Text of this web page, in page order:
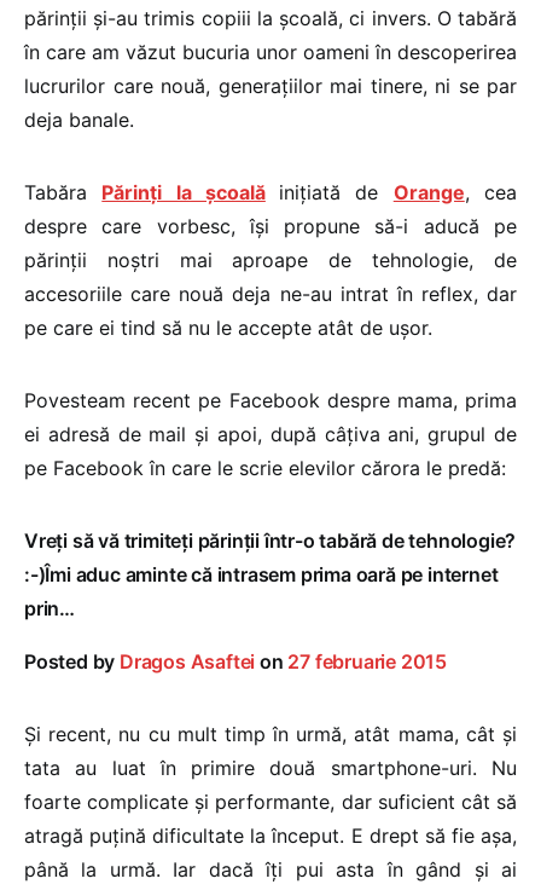
părinții și-au trimis copiii la școală, ci invers. O tabără
în care am văzut bucuria unor oameni în descoperirea
lucrurilor care nouă, generațiilor mai tinere, ni se par
deja banale.
Tabăra Părinți la școală inițiată de Orange, cea
despre care vorbesc, își propune să-i aducă pe
părinții noștri mai aproape de tehnologie, de
accesoriile care nouă deja ne-au intrat în reflex, dar
pe care ei tind să nu le accepte atât de ușor.
Povesteam recent pe Facebook despre mama, prima
ei adresă de mail și apoi, după câțiva ani, grupul de
pe Facebook în care le scrie elevilor cărora le predă:
Vreți să vă trimiteți părinții într-o tabără de tehnologie?
:-)Îmi aduc aminte că intrasem prima oară pe internet
prin…
Posted by Dragos Asaftei on 27 februarie 2015
Și recent, nu cu mult timp în urmă, atât mama, cât și
tata au luat în primire două smartphone-uri. Nu
foarte complicate și performante, dar suficient cât să
atragă puțină dificultate la început. E drept să fie așa,
până la urmă. Iar dacă îți pui asta în gând și ai